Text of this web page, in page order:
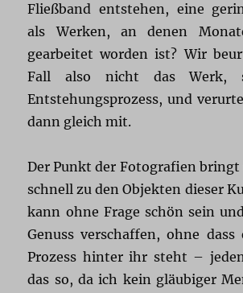
Fließband entstehen, eine
als Werken, an denen
gearbeitet worden ist? Wir
Fall also nicht das Werk,
Entstehungsprozess, und
dann gleich mit.
Der Punkt der Fotografien bringt
schnell zu den Objekten dieser
kann ohne Frage schön sein
Genuss verschaffen, ohne dass
Prozess hinter ihr steht –
das so, da ich kein gläubiger